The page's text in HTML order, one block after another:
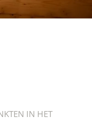
IN HET